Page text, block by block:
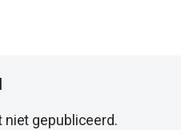
gepubliceerd.